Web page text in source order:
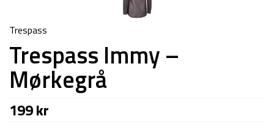
Trespass
Trespass Immy –
Mørkegrå
199kr